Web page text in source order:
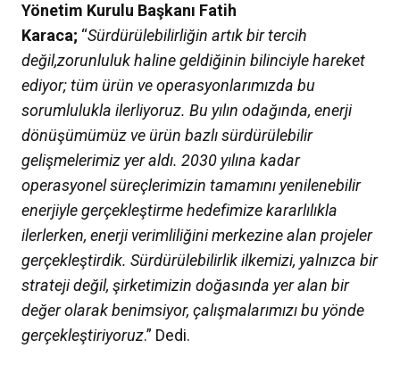
Yönetim Kurulu Başkanı Fatih
Karaca; “Sürdürülebilirliğin artık bir tercih
değil,zorunluluk haline geldiğinin bilinciyle hareket
ediyor; tüm ürün ve operasyonlarımızda bu
sorumlulukla ilerliyoruz. Bu yılın odağında, enerji
dönüşümümüz ve ürün bazlı sürdürülebilir
gelişmelerimiz yer aldı. 2030 yılına kadar
operasyonel süreçlerimizin tamamını yenilenebilir
enerjiyle gerçekleştirme hedefimize kararlılıkla
ilerlerken, enerji verimliliğini merkezine alan projeler
gerçekleştirdik. Sürdürülebilirlik ilkemizi, yalnızca bir
strateji değil, şirketimizin doğasında yer alan bir
değer olarak benimsiyor, çalışmalarımızı bu yönde
gerçekleştiriyoruz.” Dedi.